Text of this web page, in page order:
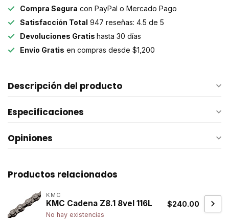
Compra Segura con PayPal o Mercado Pago
Satisfacción Total 947 reseñas: 4.5 de 5
Devoluciones Gratis hasta 30 días
Envío Gratis en compras desde $1,200
Descripción del producto
Especificaciones
Opiniones
Productos relacionados
KMC
KMC Cadena Z8.1 8vel 116L
No hay existencias
$240.00